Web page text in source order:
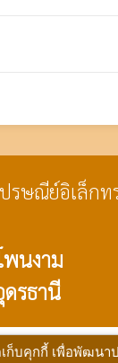
ก็บคุกกี้ เพื่อพัฒ
รษณีย์อิเล็กท
นงาม
รธานี
พนงามพัฒนาระบบ :